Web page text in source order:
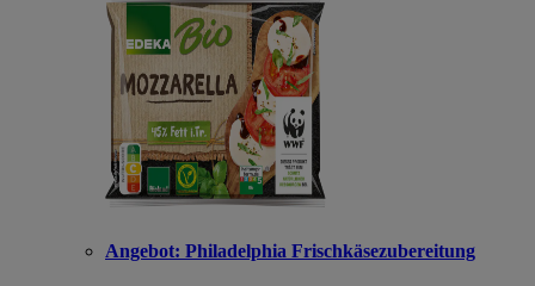
Angebot: Philadelphia Frischkäsezubereitung